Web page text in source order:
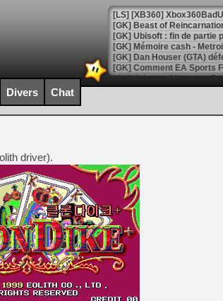
[GK] Beast of
[GK] Ubisoft : fin de partie
[GK] Mémoire cash -
[GK] Dan Houser (GTA)
[GK] Comment EA Sports
[GK] Crimson Moon : un
[GK] Isle of Reveries : le
[GK] Moonlighter 2 : The
[GK] Capcom relance
[Mo5] Deux inédits du
[GK] Le beat'em up The
[GK] Endless Legend 2 :
[LS] [PS5] Le WebKit
[GK] Oubliez Crazy Taxi,
Divers Chat
driver).